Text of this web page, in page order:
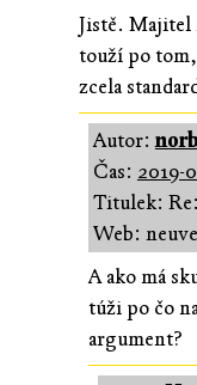
Jistě. Majitel
touží po
zcela
Autor:
Čas: 2019-
Titulek:
Web:
A ako má
túži po čo
argument?